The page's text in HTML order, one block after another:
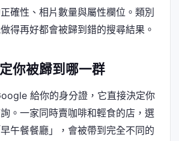
確性、相片數量與屬性欄位。類別
得再好都會被歸到錯的搜尋結果。
你被歸到哪一群
給你的身分證，它直接決定你
。一家同時賣咖啡和輕食的店，選
早午餐餐廳」，會被帶到完全不同的